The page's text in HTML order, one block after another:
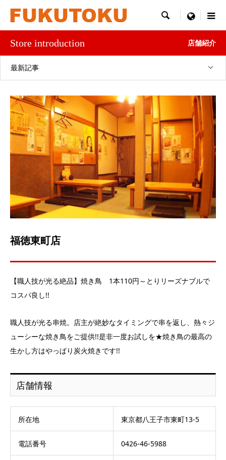
 menu
Store introduction 店舗紹介
最新記事
福徳東町店
【職人技が光る絶品】焼き鳥 1本110円～とりリーズナブルで
コスパ良し!!
職人技が光る串焼。店主が絶妙なタイミングで串を返し、熱々ジ
ューシーな焼き鳥をご提供!!是非一度お試しを★焼き鳥の最高の
生かし方はやっぱり炭火焼きです!!
店舗情報
所在地 東京都八王子市東町13-5
電話番号 0426-46-5988